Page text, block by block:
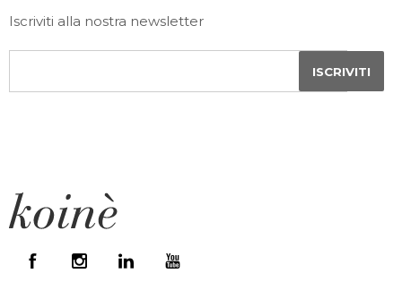
Iscriviti alla nostra newsletter